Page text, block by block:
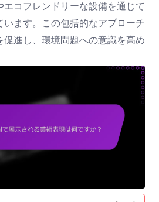
エコフレンドリーな設備を通じて
ます。この包括的なアプローチ
促進し、環境問題への意識を高め